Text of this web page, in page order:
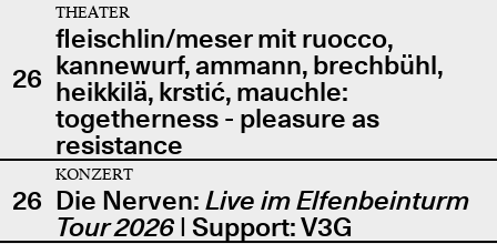
26
THEATER
fleischlin/meser mit ruocco,
kannewurf, ammann, brechbühl,
heikkilä, krstić, mauchle:
togetherness - pleasure as
resistance
26
KONZERT
Die Nerven: Live im Elfenbeinturm
Tour 2026| Support: V3G